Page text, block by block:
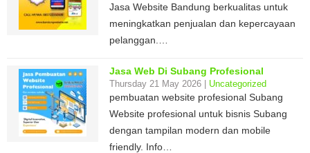
Jasa Website Bandung berkualitas untuk
meningkatkan penjualan dan kepercayaan
pelanggan.…
Jasa Web Di Subang Profesional
Thursday 21 May 2026 | Uncategorized
pembuatan website profesional Subang
Website profesional untuk bisnis Subang
dengan tampilan modern dan mobile
friendly. Info…